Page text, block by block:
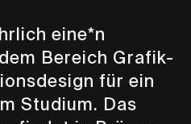
eine*n
Bereich Grafik-
für ein
Studium. Das